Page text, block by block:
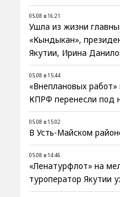
05.08 в 16:21
Ушла из жизни
«Кындыкан»,
Якутии, Ирина
05.08 в 15:44
«Внеплановых
КПРФ перенесли под
05.08 в 15:02
В Усть-Майском
05.08 в 14:46
«Ленатурфлот» на
туроператор Якутии